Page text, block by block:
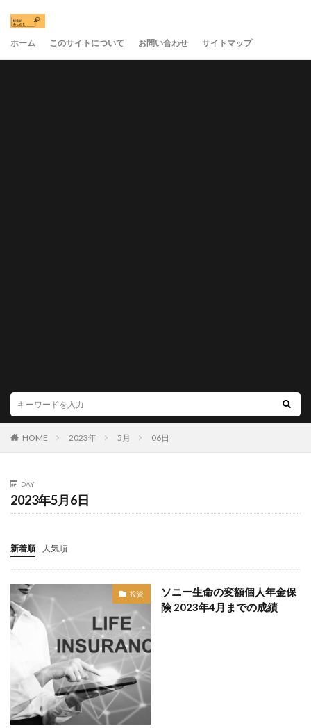
ホーム このサイトについて お問い合わせ サイトマップ
HOME 2023年 5月 06日
DAY
2023年5月6日
新着順 人気順
投資
ソニー生命の変額個人年金保
険 2023年4月までの成績